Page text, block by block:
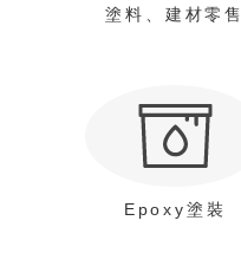
塗料、建材零售
Epoxy塗裝